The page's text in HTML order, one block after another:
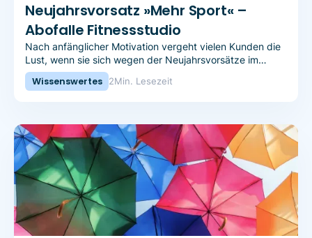
Neujahrsvorsatz »Mehr Sport« –
Abofalle Fitnessstudio
Nach anfänglicher Motivation vergeht vielen Kunden die
Lust, wenn sie sich wegen der Neujahrsvorsätze im
Fitnessstudio angemeldet haben. Dank neuer
Regelungen wird das Abo nicht mehr zum Abo-Schreck.
Wissenswertes 2Min. Lesezeit